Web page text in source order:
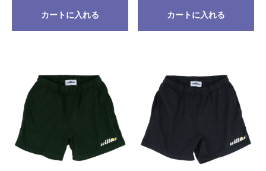
カートに入れる カートに入れる